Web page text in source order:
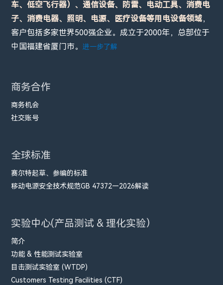
车、低空飞行器）、通信设备、防雷、电动工具、消费电
子、消费电器、照明、电源、医疗设备等用电设备领域，
客户包括多家世界500强企业。成立于2000年，总部位于
中国福建省厦门市。进一步了解
商务合作
商务机会
社交账号
全球标准
赛尔特起草、参编的标准
移动电源安全技术规范GB 47372—2026解读
实验中心(产品测试 & 理化实验）
简介
功能 & 性能测试实验室
目击测试实验室 (WTDP)
Customers Testing Facilities (CTF)